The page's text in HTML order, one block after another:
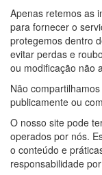
Apenas retemos as
para fornecer o
protegemos dentro
evitar perdas e
ou modificação não
Não
publicamente ou
O nosso site pode
operados por nós.
o conteúdo e
responsabilidade